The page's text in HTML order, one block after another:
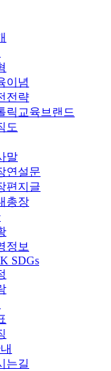
이념
전략
릭교육브랜드
도
말
연설문
편지글
총장
정보
SDGs
는길